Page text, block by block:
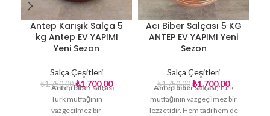
Antep Karışık Salça 5
kg Antep EV YAPIMI
Yeni Sezon
Salça Çeşitleri
₺1.750,00 ₺1.700,00
Antep biber salçası,
Türk mutfağının
vazgeçilmez bir
Acı Biber Salçası 5 KG
ANTEP EV YAPIMI Yeni
Sezon
Salça Çeşitleri
₺1.750,00 ₺1.700,00
Antep biber salçası, Türk
mutfağının vazgeçilmez bir
lezzetidir. Hem tadı hem de